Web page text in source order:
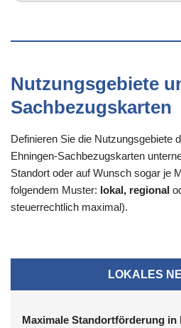
Nutzungsgebiete
Sachbezugskarten
Definieren Sie die Nutzungsgebiete
Ehningen-Sachbezugskarten
Standort oder auf Wunsch sogar je
folgendem Muster: lokal, regional
steuerrechtlich maximal).
LOKALES
Maximale Standortförderung in